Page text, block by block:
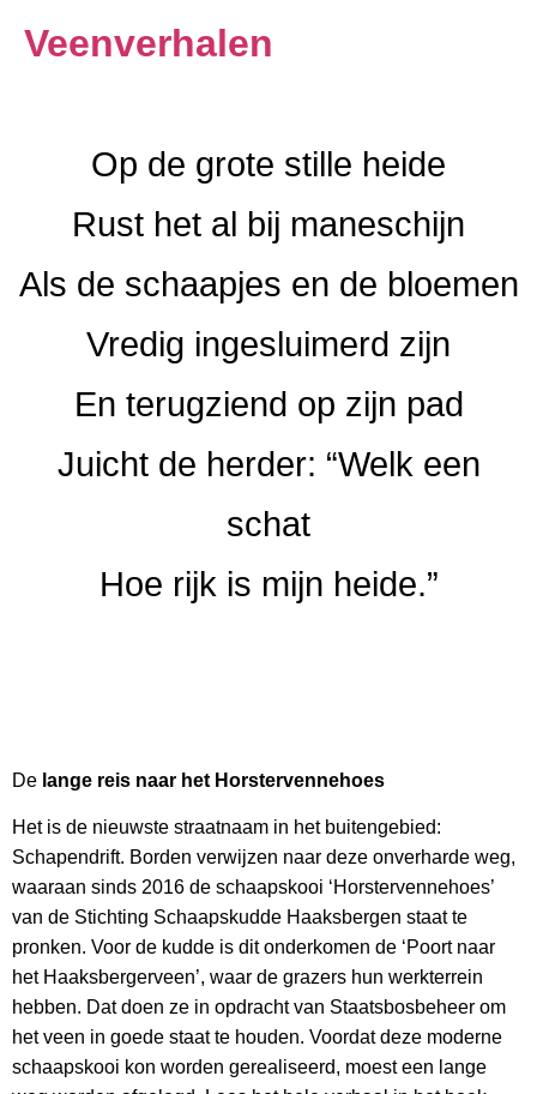
inhoud
Veenverhalen
Op de grote stille heide
Rust het al bij maneschijn
Als de schaapjes en de bloemen
Vredig ingesluimerd zijn
En terugziend op zijn pad
Juicht de herder: “Welk een
schat
Hoe rijk is mijn heide.”
De lange reis naar het Horstervennehoes
Het is de nieuwste straatnaam in het buitengebied:
Schapendrift. Borden verwijzen naar deze onverharde weg,
waaraan sinds 2016 de schaapskooi ‘Horstervennehoes’
van de Stichting Schaapskudde Haaksbergen staat te
pronken. Voor de kudde is dit onderkomen de ‘Poort naar
het Haaksbergerveen’, waar de grazers hun werkterrein
hebben. Dat doen ze in opdracht van Staatsbosbeheer om
het veen in goede staat te houden. Voordat deze moderne
schaapskooi kon worden gerealiseerd, moest een lange